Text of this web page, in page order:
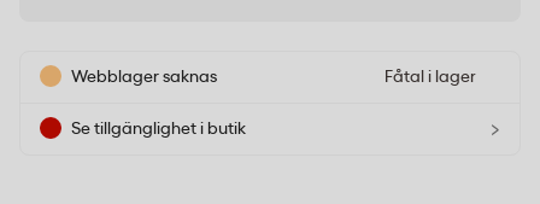
Webblager saknas Fåtal i lager
Se tillgänglighet i butik ›